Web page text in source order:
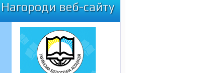
Нагороди веб-сайту